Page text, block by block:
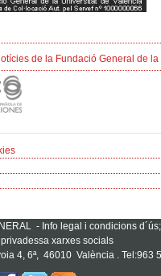
de la Fundació General de
- Info legal i condicions d´ús;
privadessa xarxes socials
4, 6ª, 46010 València . Tel:963